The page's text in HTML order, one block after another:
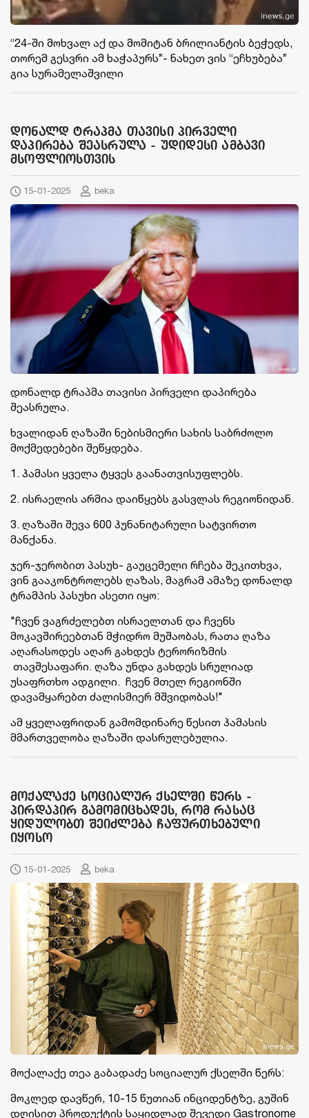
“24-ში მოხვალ აქ და მომიტან ბრილიანტის ბეჭედს,
თორემ გესვრი ამ ხაჭაპურს”- ნახეთ ვის “ეჩხუბება”
გია სურამელაშვილი
დონალდ ტრაპმა თავისი პირველი
დაპირება შეასრულა - უდიდესი ამბავი
მსოფლიოსთვის
15-01-2025 beka
დონალდ ტრაპმა თავისი პირველი დაპირება
შეასრულა.
ხვალიდან ღაზაში ნებისმიერი სახის საბრძოლო
მოქმედებები შეწყდება.
1. ჰამასი ყველა ტყვეს გაანათვისუფლებს.
2. ისრაელის არმია დაიწყებს გასვლას რეგიონიდან.
3. ღაზაში შევა 600 ჰუნანიტარული სატვირთო
მანქანა.
ჯერ-ჯერობით პასუხ- გაუცემელი რჩება შეკითხვა,
ვინ გააკონტროლებს ღაზას, მაგრამ ამაზე დონალდ
ტრამპის პასუხი ასეთი იყო:
"ჩვენ ვაგრძელებთ ისრაელთან და ჩვენს
მოკავშირეებთან მჭიდრო მუშაობას, რათა ღაზა
აღარასოდეს აღარ გახდეს ტერორიზმის
თავშესაფარი. ღაზა უნდა გახდეს სრულიად
უსაფრთხო ადგილი. ჩვენ მთელ რეგიონში
დავამყარებთ ძალისმიერ მშვიდობას!"
ამ ყველაფრიდან გამომდინარე წესით ჰამასის
მმართველობა ღაზაში დასრულებულია.
მოქალაქე სოციალურ ქსელში წერს -
პირდაპირ გამომიცხადეს, რომ რასაც
ყიდულობთ შეიძლება ჩაფურთხებული
იყოსო
15-01-2025 beka
მოქალაქე თეა გაბადაძე სოციალურ ქსელში წერს:
მოკლედ დავწერ, 10-15 წუთიან ინციდენტზე, გუშინ
დღისით პროდუქტის საყიდლად შევედი Gastronome